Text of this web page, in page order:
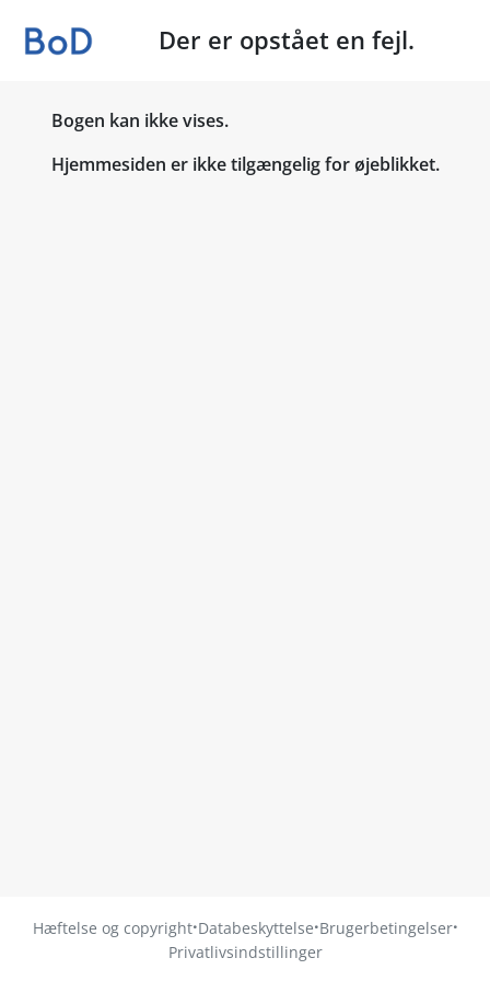
Der er opstået en fejl.
Bogen kan ikke vises.
Hjemmesiden er ikke tilgængelig for øjeblikket.
Hæftelse og copyright·Databeskyttelse·Brugerbetingelser·
Privatlivsindstillinger